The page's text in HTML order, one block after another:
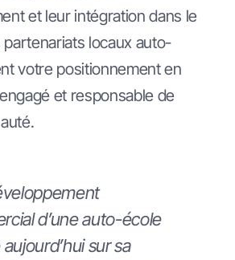
et leur intégration dans le
partenariats locaux auto-
votre positionnement en
et responsable de
d’une auto-école
sur sa